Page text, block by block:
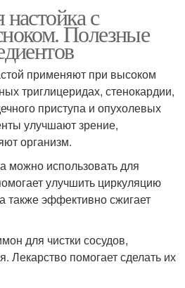
с
Полезные
применяют при высоком
триглицеридах, стенокардии,
приступа и опухолевых
улучшают зрение,
организм.
можно использовать для
улучшить циркуляцию
также эффективно сжигает
для чистки сосудов,
Лекарство помогает сделать их